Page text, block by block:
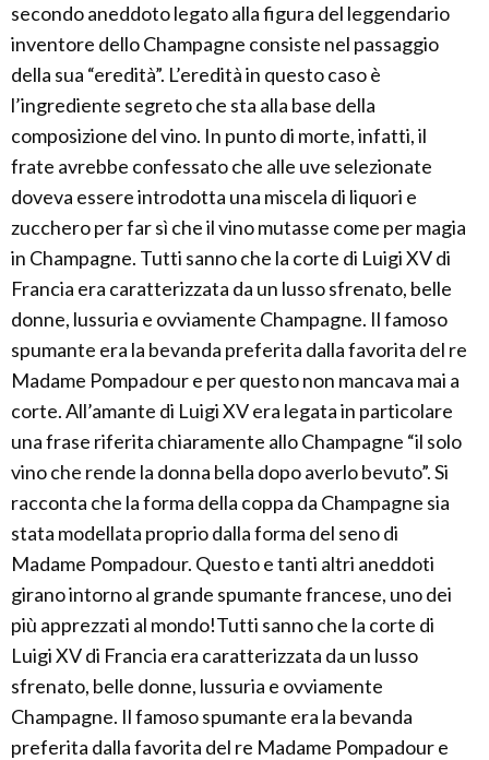
secondo aneddoto legato alla figura del leggendario
inventore dello Champagne consiste nel passaggio
della sua “eredità”. L’eredità in questo caso è
l’ingrediente segreto che sta alla base della
composizione del vino. In punto di morte, infatti, il
frate avrebbe confessato che alle uve selezionate
doveva essere introdotta una miscela di liquori e
zucchero per far sì che il vino mutasse come per magia
in Champagne. Tutti sanno che la corte di Luigi XV di
Francia era caratterizzata da un lusso sfrenato, belle
donne, lussuria e ovviamente Champagne. Il famoso
spumante era la bevanda preferita dalla favorita del re
Madame Pompadour e per questo non mancava mai a
corte. All’amante di Luigi XV era legata in particolare
una frase riferita chiaramente allo Champagne “il solo
vino che rende la donna bella dopo averlo bevuto”. Si
racconta che la forma della coppa da Champagne sia
stata modellata proprio dalla forma del seno di
Madame Pompadour. Questo e tanti altri aneddoti
girano intorno al grande spumante francese, uno dei
più apprezzati al mondo!Tutti sanno che la corte di
Luigi XV di Francia era caratterizzata da un lusso
sfrenato, belle donne, lussuria e ovviamente
Champagne. Il famoso spumante era la bevanda
preferita dalla favorita del re Madame Pompadour e